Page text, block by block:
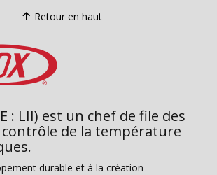
Retour en haut
: LII) est un chef de file des
de la température
durable et à la création